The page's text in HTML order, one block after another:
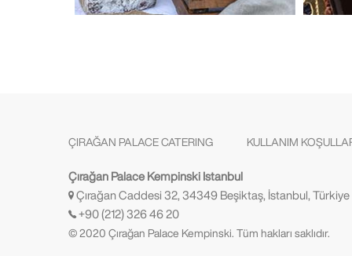
ÇIRAĞAN PALACE CATERING KULLANIM
Çırağan Palace Kempinski Istanbul
Çırağan Caddesi 32, 34349 Beşiktaş, İstanbul, Türkiye
+90 (212) 326 46 20
© 2020 Çırağan Palace Kempinski. Tüm hakları saklıdır.